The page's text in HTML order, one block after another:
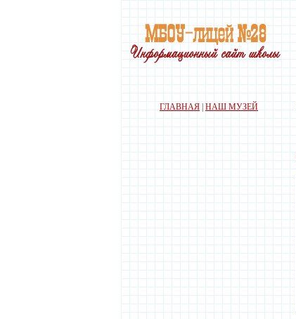
ГЛАВНАЯ НАШ МУЗЕЙ